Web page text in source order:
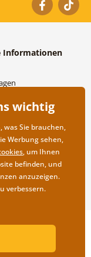
Informationen
und
von
wichtig
was Sie brauchen,
Werbung sehen,
, um Ihnen
befinden, und
anzuzeigen.
verbessern.